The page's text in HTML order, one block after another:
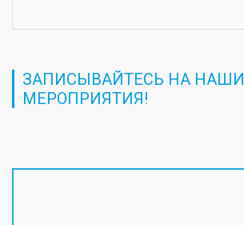
ЗАПИСЫВАЙТЕСЬ НА НАШИ
МЕРОПРИЯТИЯ!